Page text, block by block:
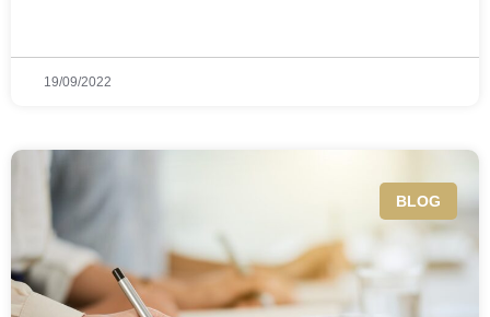
19/09/2022
BLOG